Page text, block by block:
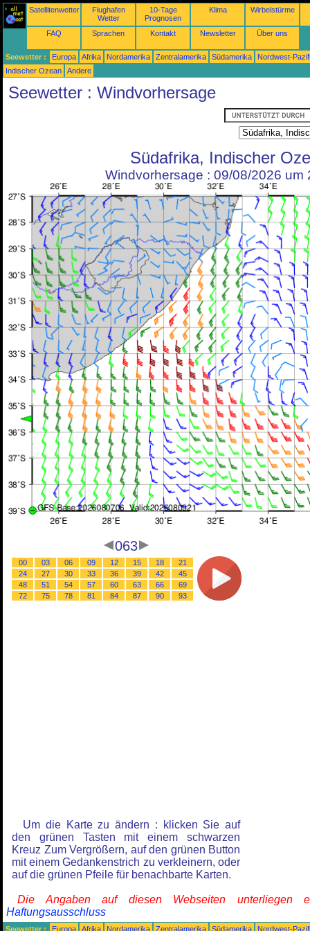
Satellitenwetter
Flughafen
Wetter
10-Tage
Prognosen
Klima Wirbelstürme
FAQ Sprachen Kontakt Newsletter Über uns
Seewetter : Europa Afrika Nordamerika Zentralamerika Südamerika
Nordwest-
Indischer Ozean
Andere
Seewetter : Windvorhersage
Südafrika, Indischer
Windvorhersage : 09/08/2026 um
063
00 03 06 09 12 15 18
21
24
27 30 33 36 39 42
45
48
51 54 57 60 63 66
69
72
75 78 81 84 87 90 93
Um die Karte zu ändern : klicken Sie auf
den grünen Tasten mit einem schwarzen
Kreuz Zum Vergrößern, auf den grünen Button
mit einem Gedankenstrich zu verkleinern, oder
auf die grünen Pfeile für benachbarte Karten.
Die Angaben auf diesen Webseiten unterliegen
Haftungsausschluss
Seewetter : Europa Afrika Nordamerika Zentralamerika Südamerika
Nordwest-